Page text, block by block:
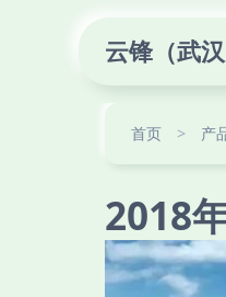
云锋（武
首页 > 产
2018